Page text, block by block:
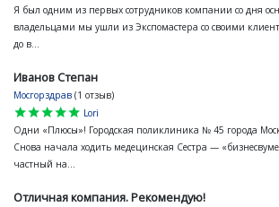
Я был одним из первых сотрудников компании со дня
владельцами мы ушли из Экспомастера со своими
до в...
Иванов Степан
Мосгорздрав (1 отзыв)
star
star
star
star
star
Lori
Одни «Плюсы»! Городская поликлиника № 45 города
Снова начала ходить медецинская Сестра —
частный на...
Отличная компания. Рекомендую!